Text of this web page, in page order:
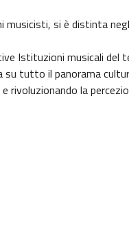
si è distinta
Istituzioni musicali del
su tutto il panorama
rivoluzionando la